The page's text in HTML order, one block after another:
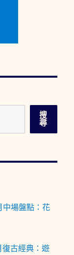
搜
尋
場盤點：花
古經典：遊